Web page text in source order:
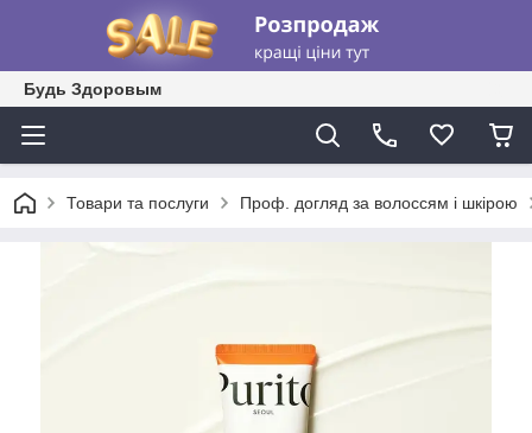
Будь Здоровым
Товари та послуги Проф. догляд за волоссям і шкірою